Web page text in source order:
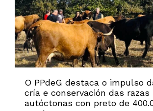
O PPdeG destaca o impulso
cría e conservación das razas
autóctonas con preto de